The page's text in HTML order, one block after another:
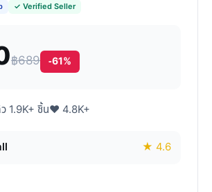
✓ Verified Seller
฿689 -61%
1.9K+ ชิ้น♥ 4.8K+
★ 4.6